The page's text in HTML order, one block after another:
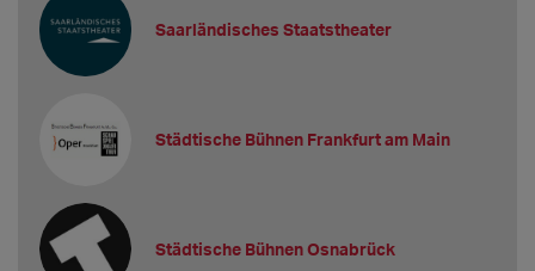
Saarländisches Staatstheater
Städtische Bühnen Frankfurt am Main
Städtische Bühnen Osnabrück